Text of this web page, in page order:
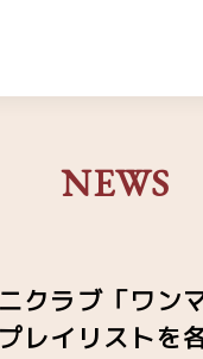
NEWS
クラブ「ワ
レイリストを